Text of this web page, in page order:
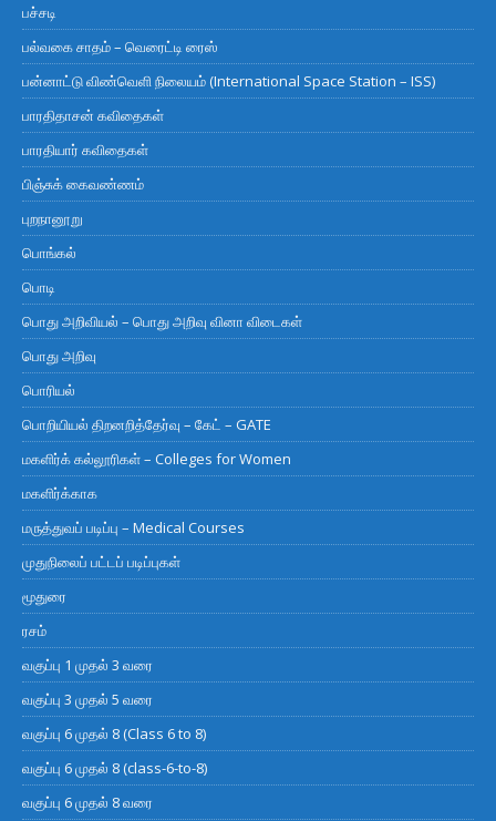
பச்சடி
பல்வகை சாதம் – வெரைட்டி ரைஸ்
பன்னாட்டு விண்வெளி நிலையம் (International Space Station – ISS)
பாரதிதாசன் கவிதைகள்
பாரதியார் கவிதைகள்
பிஞ்சுக் கைவண்ணம்
புறநானூறு
பொங்கல்
பொடி
பொது அறிவியல் – பொது அறிவு வினா விடைகள்
பொது அறிவு
பொரியல்
பொறியியல் திறனறித்தேர்வு – கேட் – GATE
மகளிர்க் கல்லூரிகள் – Colleges for Women
மகளிர்க்காக
மருத்துவப் படிப்பு – Medical Courses
முதுநிலைப் பட்டப் படிப்புகள்
மூதுரை
ரசம்
வகுப்பு 1 முதல் 3 வரை
வகுப்பு 3 முதல் 5 வரை
வகுப்பு 6 முதல் 8 (Class 6 to 8)
வகுப்பு 6 முதல் 8 (class-6-to-8)
வகுப்பு 6 முதல் 8 வரை